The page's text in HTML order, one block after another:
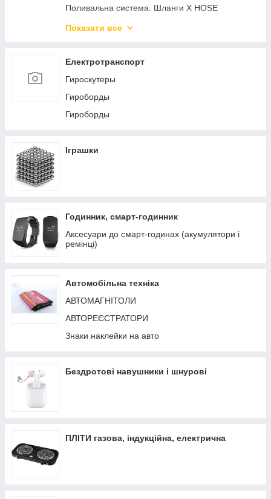
Поливальна система. Шланги X HOSE
Товари для КУХНІ
Пилососи
СТІЛ туристичний розкладний
НОВОРІЧНІ ГІРЛЯНДИ
Показати все
Електротранспорт
Гироскутеры
Гироборды
Гироборды
Іграшки
Годинник, смарт-годинник
Аксесуари до смарт-годинах (акумулятори і
ремінці)
Автомобільна техніка
АВТОМАГНІТОЛИ
АВТОРЕЄСТРАТОРИ
Знаки наклейки на авто
Бездротові навушники і шнурові
ПЛІТИ газова, індукційна, електрична